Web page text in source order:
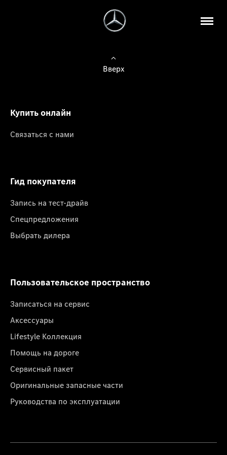
Вверх
Купить онлайн
Связаться с нами
Гид покупателя
Запись на тест-драйв
Спецпредложения
Выбрать дилера
Пользовательское пространство
Записаться на сервис
Аксессуары
Lifestyle Коллекция
Помощь на дороге
Сервисный пакет
Оригинальные запасные части
Руководства по эксплуатации